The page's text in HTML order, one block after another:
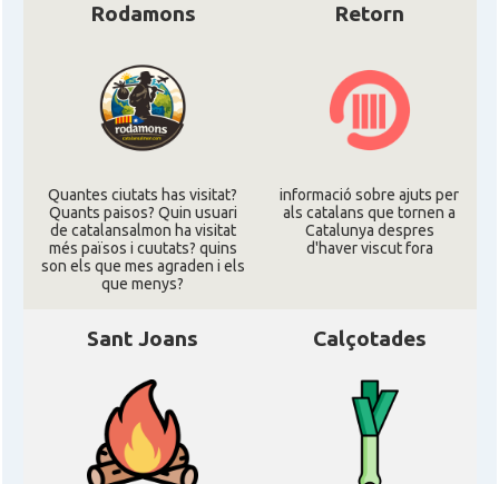
Rodamons
Quantes ciutats has visitat?
Quants paisos? Quin usuari
de catalansalmon ha visitat
més països i cuutats? quins
son els que mes agraden i els
que menys?
Retorn
informació sobre ajuts per
als catalans que tornen a
Catalunya despres
d'haver viscut fora
Sant Joans Calçotades